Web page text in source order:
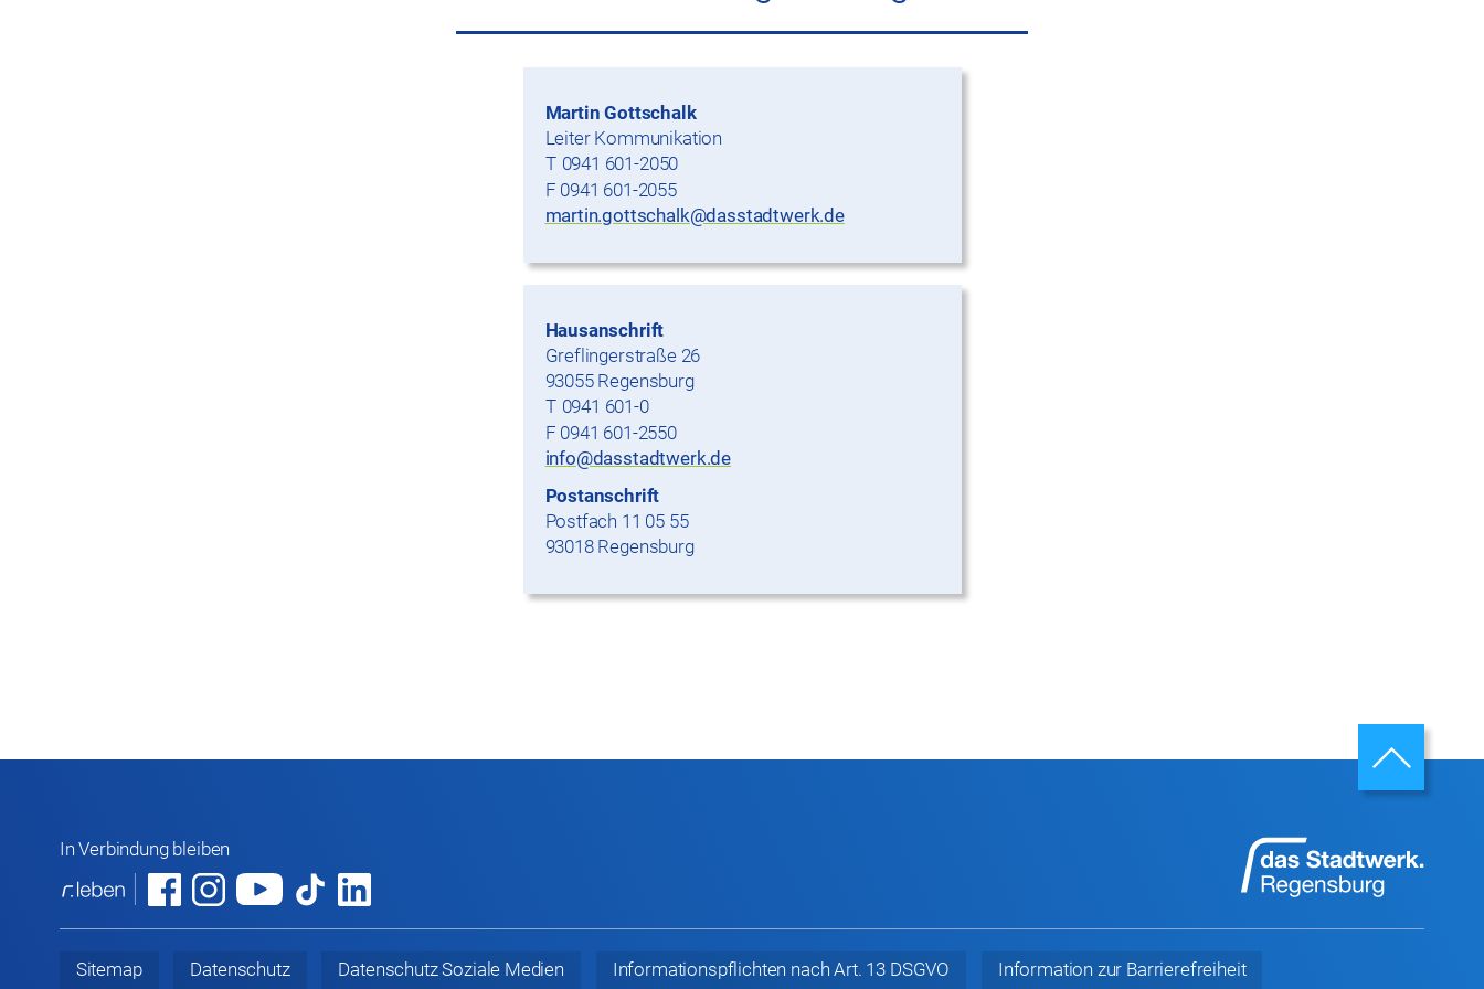
Martin Gottschalk
Leiter Kommunikation
0941 601-2050
F 0941 601-2055
martin.gottschalk@dasstadtwerk.de
Hausanschrift
Greflingerstraße 26
93055 Regensburg
0941 601-0
F 0941 601-2550
info@dasstadtwerk.de
Postanschrift
Postfach 11 05 55
93018 Regensburg
In Verbindung bleiben
Sitemap Datenschutz DatenschutzSoziale Medien Informationspflichten nach Art. 13 DSGVO Information zur Barrierefreiheit